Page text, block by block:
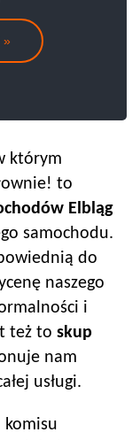
którym
to
Elbląg
samochodu.
do
naszego
i
też to skup
nam
usługi.
komisu